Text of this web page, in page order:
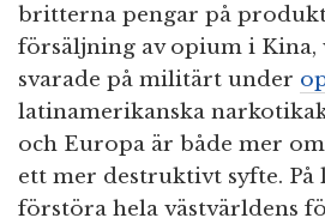
britterna pengar på
försäljning av opium i Kina,
svarade på militärt under
latinamerikanska
och Europa är både mer
ett mer destruktivt syfte. På
förstöra hela västvärldens